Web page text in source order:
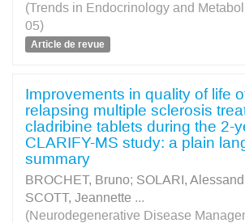
(Trends in Endocrinology and
05)
Article de revue
Improvements in quality of life
relapsing multiple sclerosis
cladribine tablets during the 2-
CLARIFY-MS study: a plain
summary
BROCHET, Bruno; SOLARI,
SCOTT, Jeannette ...
(Neurodegenerative Disease